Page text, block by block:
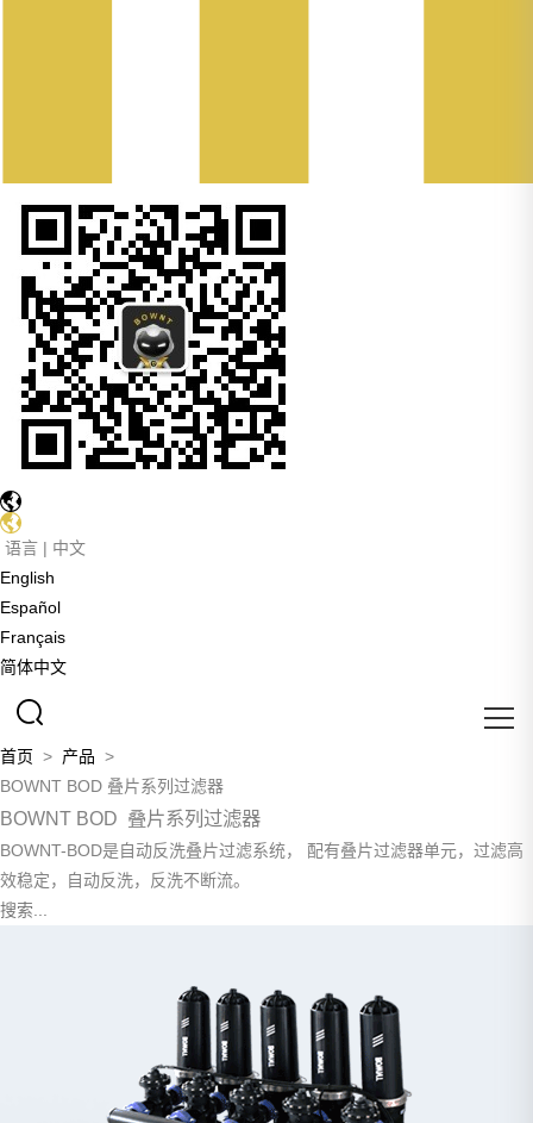
语言 | 中文
English
Español
Français
简体中文
首页 > 产品 >
BOWNT BOD 叠片系列过滤器
BOWNT BOD 叠片系列过滤器
BOWNT-BOD是自动反洗叠片过滤系统， 配有叠片过滤器单元，过滤高
效稳定，自动反洗，反洗不断流。